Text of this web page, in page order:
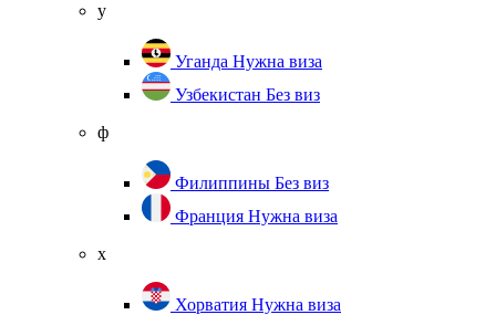
у
Уганда Нужна виза
Узбекистан Без виз
ф
Филиппины Без виз
Франция Нужна виза
х
Хорватия Нужна виза